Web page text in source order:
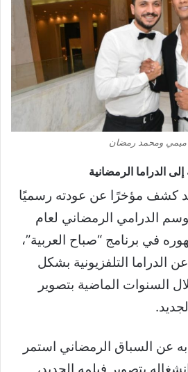
ميمي ومحمد رمضان
الدراما الرمضانية
كشف مؤخرًا عن عودته رسميًا
الدرامي الرمضاني لعام
في برنامج “صباح العربية”،
الدراما التلفزيونية بشكل
السنوات الماضية بتصوير
عن السباق الرمضاني استمر